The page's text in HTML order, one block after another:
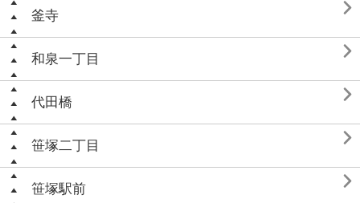
釜寺 
和泉一丁目 
代田橋 
笹塚二丁目 
笹塚駅前 